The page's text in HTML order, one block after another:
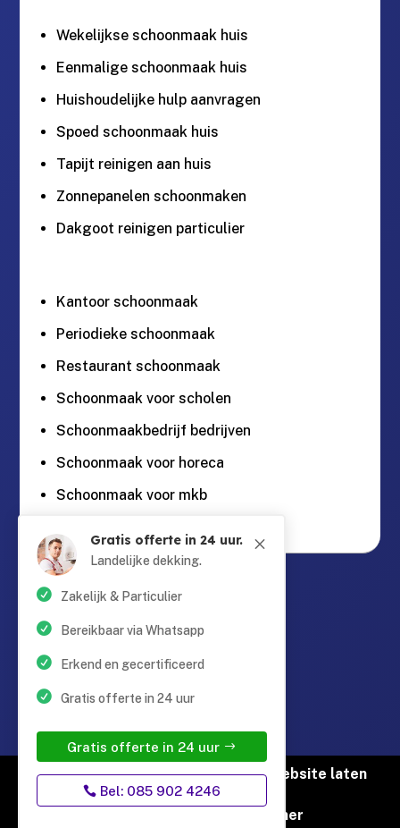
Wekelijkse schoonmaak huis
Eenmalige schoonmaak huis
Huishoudelijke hulp aanvragen
Spoed schoonmaak huis
Tapijt reinigen aan huis
Zonnepanelen schoonmaken
Dakgoot reinigen particulier
Kantoor schoonmaak
Periodieke schoonmaak
Restaurant schoonmaak
Schoonmaak voor scholen
Schoonmaakbedrijf bedrijven
Schoonmaak voor horeca
Schoonmaak voor mkb

2531KA Den Haag

M
Gratis offerte in 24 uur.
Landelijke dekking.
Zakelijk & Particulier
Bereikbaar via Whatsapp
Erkend en gecertificeerd
Gratis offerte in 24 uur
Gratis offerte in 24 uur
Bel: 085 902 4246
© Copyright Schoonmaak Totaal | Website laten
maken door Flexamedia
Disclaimer